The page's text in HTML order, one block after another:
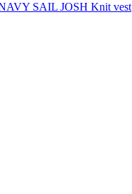
SAIL JOSH Knit vest